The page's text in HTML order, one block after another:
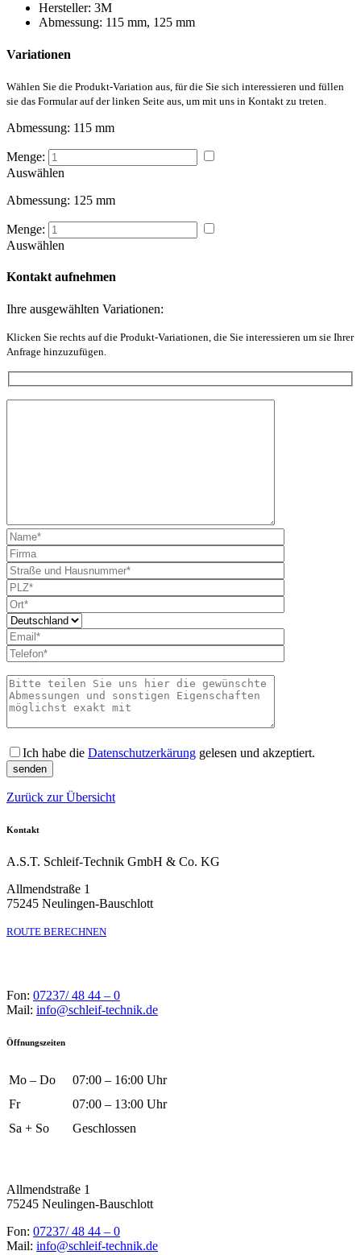
Hersteller: 3M
Abmessung: 115 mm, 125 mm
Variationen
Wählen Sie die Produkt-Variation aus, für die Sie sich interessieren und füllen
sie das Formular auf der linken Seite aus, um mit uns in Kontakt zu treten.
Abmessung: 115 mm
Menge:
Auswählen
Abmessung: 125 mm
Menge:
Auswählen
Kontakt aufnehmen
Ihre ausgewählten Variationen:
Klicken Sie rechts auf die Produkt-Variationen, die Sie interessieren um sie Ihrer
Anfrage hinzuzufügen.
Ich habe die Datenschutzerkärung gelesen und akzeptiert.
Zurück zur Übersicht
Kontakt
A.S.T. Schleif-Technik GmbH & Co. KG
Allmendstraße 1
75245 Neulingen-Bauschlott
ROUTE BERECHNEN
Fon: 07237/ 48 44 – 0
Mail: info@schleif-technik.de
Öffnungszeiten
Mo – Do
07:00 – 16:00 Uhr
Fr
07:00 – 13:00 Uhr
Sa + So
Geschlossen
Allmendstraße 1
75245 Neulingen-Bauschlott
Fon: 07237/ 48 44 – 0
Mail: info@schleif-technik.de